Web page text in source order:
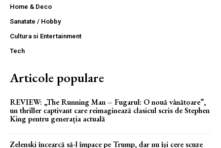
Home & Deco
Sanatate / Hobby
Cultura si Entertainment
Tech
Articole populare
REVIEW: „The Running Man – Fugarul: O nouă vânătoare”,
un thriller captivant care reimaginează clasicul scris de Stephen
King pentru generația actuală
Zelenski încearcă să-l împace pe Trump, dar nu își cere scuze